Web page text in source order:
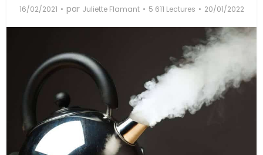
16/02/2021 par Juliette Flamant 5 611 Lectures 20/01/2022